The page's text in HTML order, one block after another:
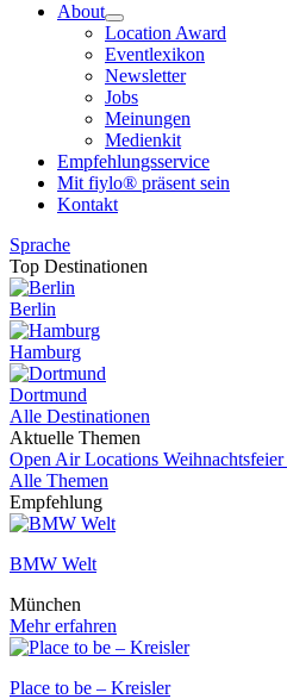
About
Location Award
Eventlexikon
Newsletter
Jobs
Meinungen
Medienkit
Empfehlungsservice
Mit fiylo® präsent sein
Kontakt
Sprache
Top Destinationen
Berlin
Hamburg
Dortmund
Alle Destinationen
Aktuelle Themen
Open Air Locations Weihnachtsfeier
Alle Themen
Empfehlung
BMW Welt
München
Mehr erfahren
Place to be – Kreisler